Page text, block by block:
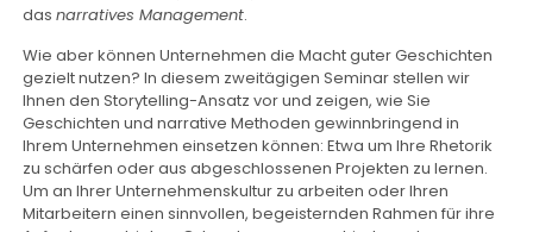
dasnarratives Management.
Wie aber können Unternehmen die Macht guter Geschichten
gezielt nutzen? In diesem zweitägigen Seminar stellen wir
Ihnen den Storytelling-Ansatz vor und zeigen, wie Sie
Geschichten und narrative Methoden gewinnbringend in
Ihrem Unternehmen einsetzen können: Etwa um Ihre Rhetorik
zu schärfen oder aus abgeschlossenen Projekten zu lernen.
Um an Ihrer Unternehmenskultur zu arbeiten oder Ihren
Mitarbeitern einen sinnvollen, begeisternden Rahmen für ihre